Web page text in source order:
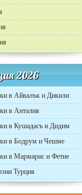
2026
в Айвалък и Дикили
в Анталия
в Кушадасъ и Дидим
в Бодрум и Чешме
в Мармарис и Фетие
Турция